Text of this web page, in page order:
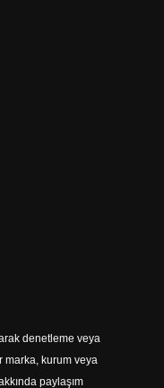
denetleme veya
marka, kurum veya
paylaşım